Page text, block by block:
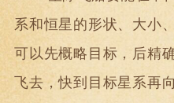
系和恒星的形状、大小
可以先概略目标，后精
飞去，快到目标星系再